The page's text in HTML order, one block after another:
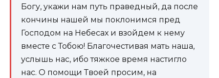
Богу, укажи нам путь праведный, да после
кончины нашей мы поклонимся пред
Господом на Небесах и взойдем к нему
вместе с Тобою! Благочестивая мать наша,
услышь нас, ибо тяжкое время настигло
нас. О помощи Твоей просим, на